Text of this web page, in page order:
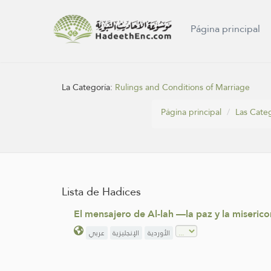
Página principal
La Categoría: Rulings and Conditions of Marriage
Página principal
Las
Lista de Hadices
El mensajero de Al-lah —la paz y la
عربي الإنجليزية الأوردية